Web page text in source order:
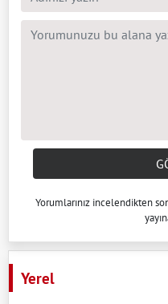
Yorumlarınız incelendikten
Yerel